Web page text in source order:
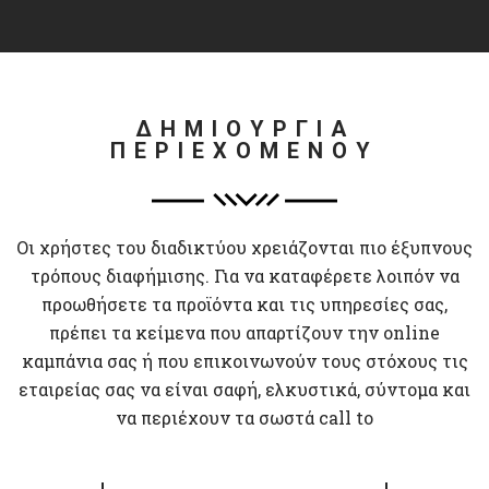
ΔΗΜΙΟΥΡΓΙΑ
ΠΕΡΙΕΧΟΜΕΝΟΥ
Οι χρήστες του διαδικτύου χρειάζονται πιο έξυπνους
τρόπους διαφήμισης. Για να καταφέρετε λοιπόν να
προωθήσετε τα προϊόντα και τις υπηρεσίες σας,
πρέπει τα κείμενα που απαρτίζουν την online
καμπάνια σας ή που επικοινωνούν τους στόχους τις
εταιρείας σας να είναι σαφή, ελκυστικά, σύντομα και
να περιέχουν τα σωστά call to